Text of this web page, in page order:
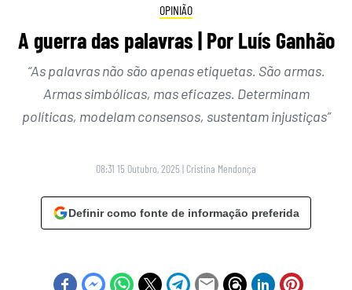
OPINIÃO
A guerra das palavras | Por Luís Ganhão
“As palavras não são apenas etiquetas. São armas.
Armas simbólicas, mas eficazes. Determinam
políticas, modelam consensos, sustentam injustiças”
08:31 15 Outubro, 2025 | Cristina Mendonça
Definir como fonte de informação preferida